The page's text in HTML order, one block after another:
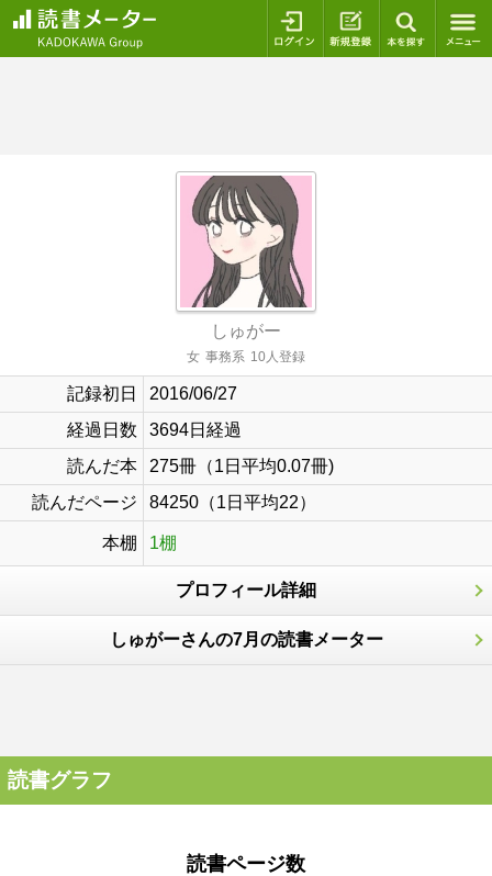
ログイン 新規登録
しゅがー
女 事務系 10人登録
記録初日
2016/06/27
経過日数
3694日経過
読んだ本
275冊（1日平均0.07冊)
読んだページ
84250（1日平均22）
本棚 1棚
プロフィール詳細
しゅがーさんの7月の読書メーター
読書グラフ
読書ページ数